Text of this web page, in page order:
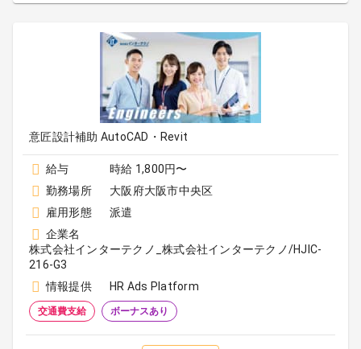
意匠設計補助 AutoCAD・Revit
給与
時給 1,800円〜
勤務場所
大阪府大阪市中央区
雇用形態
派遣
企業名
株式会社インターテクノ_株式会社インターテクノ/HJIC-
216-G3
情報提供
HR Ads Platform
交通費支給 ボーナスあり